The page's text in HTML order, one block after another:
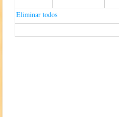
Eliminar todos